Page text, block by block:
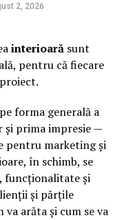
2, 2026
interioarăsunt
pentru că fiecare
forma generală a
prima impresie —
pentru marketing și
în schimb, se
funcționalitate și
și părțile
arăta și cum se va